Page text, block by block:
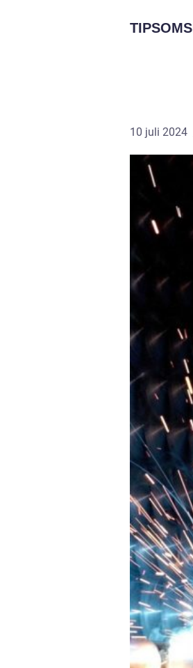
10 juli 2024